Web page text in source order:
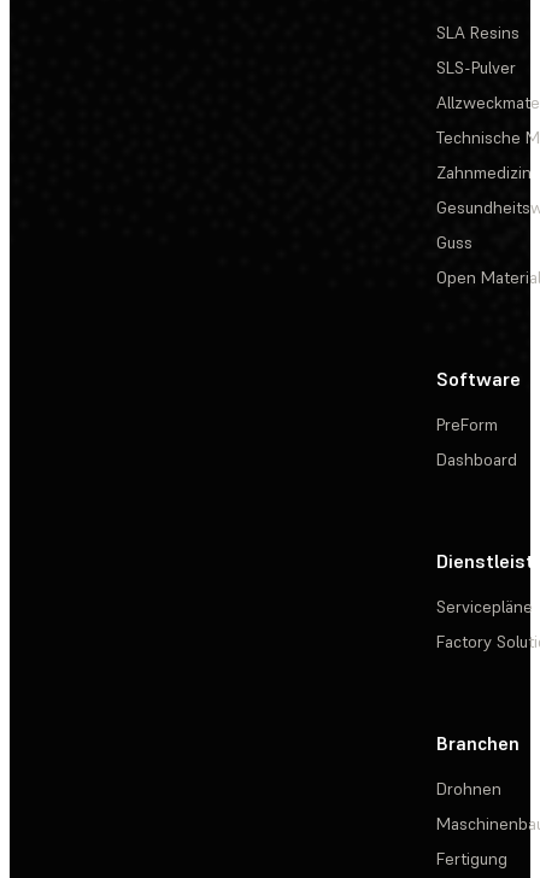
SLA Resins
SLS-Pulver
Technische
Zahnmedizin
Guss
Open
Software
PreForm
Dashboard
Servicepläne
Factory
Branchen
Drohnen
Fertigung